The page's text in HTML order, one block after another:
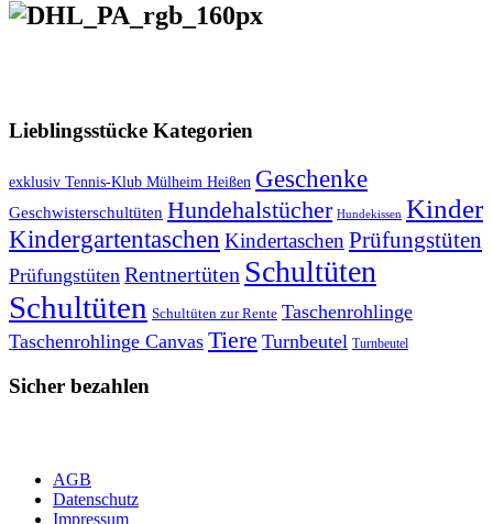
Lieblingsstücke Kategorien
exklusiv Tennis-Klub Mülheim Heißen Geschenke
Geschwisterschultüten Hundehalstücher Hundekissen Kinder
Kindergartentaschen Kindertaschen Prüfungstüten
Prüfungstüten Rentnertüten Schultüten
Schultüten Schultüten zur Rente Taschenrohlinge
Taschenrohlinge Canvas Tiere Turnbeutel Turnbeutel
Sicher bezahlen
AGB
Datenschutz
Impressum